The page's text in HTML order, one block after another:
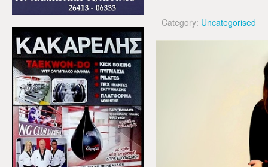
Category: Uncategorised